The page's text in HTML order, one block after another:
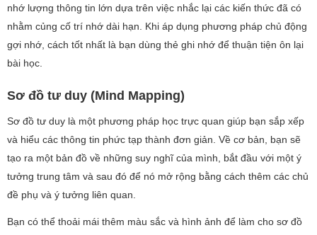
nhớ lượng thông tin lớn dựa trên việc nhắc lại các kiến thức đã có
nhằm củng cố trí nhớ dài hạn. Khi áp dụng phương pháp chủ động
gợi nhớ, cách tốt nhất là bạn dùng thẻ ghi nhớ để thuận tiện ôn lại
bài học.
Sơ đồ tư duy (Mind Mapping)
Sơ đồ tư duy là một phương pháp học trực quan giúp bạn sắp xếp
và hiểu các thông tin phức tạp thành đơn giản. Về cơ bản, bạn sẽ
tạo ra một bản đồ về những suy nghĩ của mình, bắt đầu với một ý
tưởng trung tâm và sau đó để nó mở rộng bằng cách thêm các chủ
đề phụ và ý tưởng liên quan.
Bạn có thể thoải mái thêm màu sắc và hình ảnh để làm cho sơ đồ